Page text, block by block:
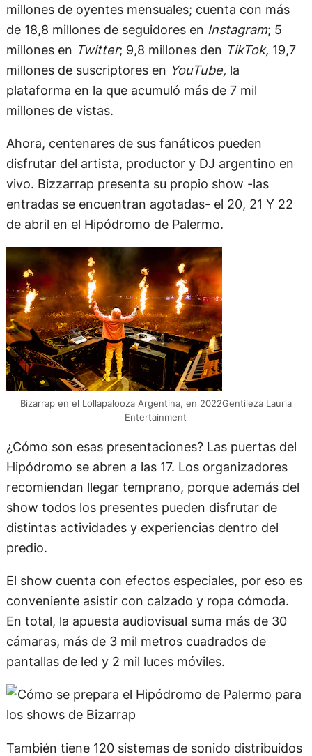
millones de oyentes mensuales; cuenta con más
de 18,8 millones de seguidores en Instagram; 5
millones en Twitter; 9,8 millones den TikTok, 19,7
millones de suscriptores en YouTube, la
plataforma en la que acumuló más de 7 mil
millones de vistas.
Ahora, centenares de sus fanáticos pueden
disfrutar del artista, productor y DJ argentino en
vivo. Bizzarrap presenta su propio show -las
entradas se encuentran agotadas- el 20, 21 Y 22
de abril en el Hipódromo de Palermo.
Bizarrap en el Lollapalooza Argentina, en 2022Gentileza Lauria
Entertainment
¿Cómo son esas presentaciones? Las puertas del
Hipódromo se abren a las 17. Los organizadores
recomiendan llegar temprano, porque además del
show todos los presentes pueden disfrutar de
distintas actividades y experiencias dentro del
predio.
El show cuenta con efectos especiales, por eso es
conveniente asistir con calzado y ropa cómoda.
En total, la apuesta audiovisual suma más de 30
cámaras, más de 3 mil metros cuadrados de
pantallas de led y 2 mil luces móviles.
También tiene 120 sistemas de sonido distribuidos